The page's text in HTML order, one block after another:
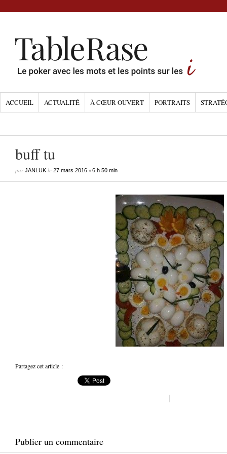
ACCUEIL ACTUALITÉ À CŒUR OUVERT PORTRAITS
buff tu
parJANLUK le 27 mars 2016 •6 h 50 min
Partagez cet article :
Publier un commentaire